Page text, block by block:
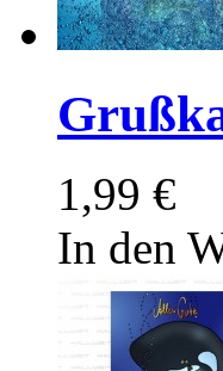
1,99 €
In den